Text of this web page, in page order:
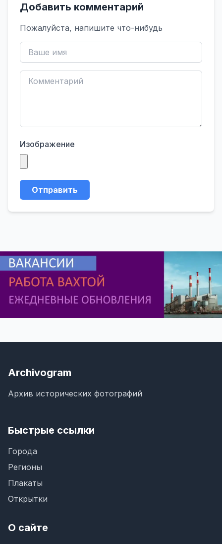
Добавить комментарий
Пожалуйста, напишите что-нибудь
Изображение
Отправить
Archivogram
Архив исторических фотографий
Быстрые ссылки
Города
Регионы
Плакаты
Открытки
О сайте